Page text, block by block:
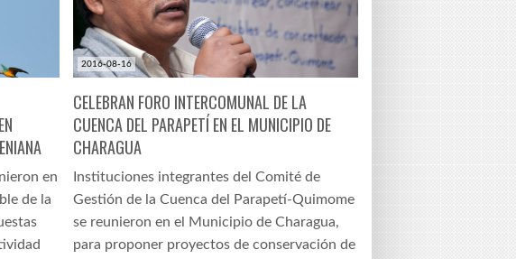
en
de la
2016-08-16
CELEBRAN FORO INTERCOMUNAL DE LA
CUENCA DEL PARAPETÍ EN EL MUNICIPIO DE
CHARAGUA
Instituciones integrantes del Comité de
Gestión de la Cuenca del Parapetí-Quimome
se reunieron en el Municipio de Charagua,
para proponer proyectos de conservación de